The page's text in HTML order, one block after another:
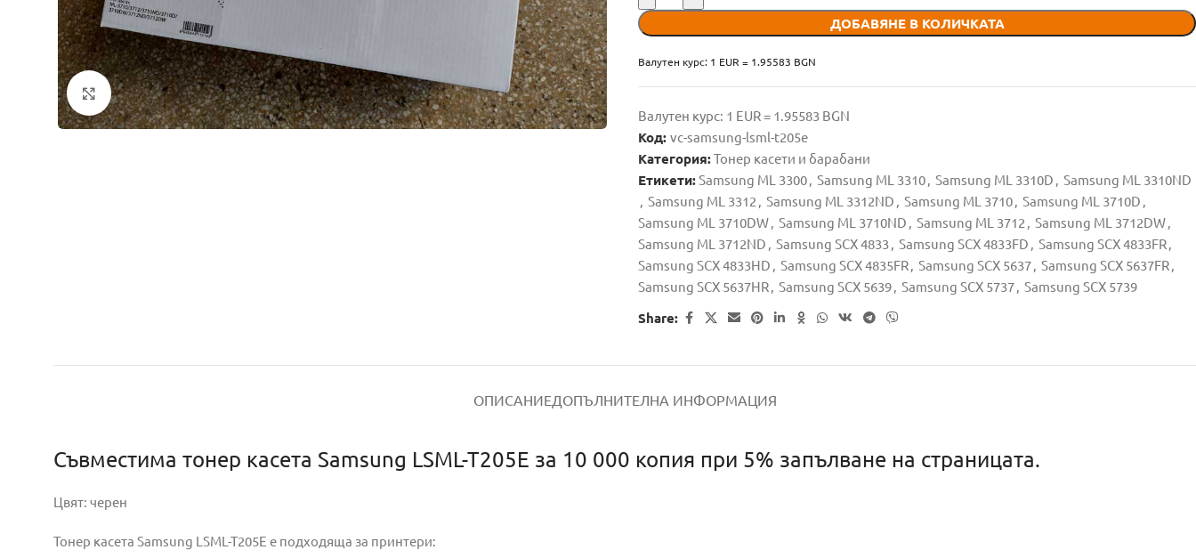
Кликнете за уголемяване
ДОБАВЯНЕ В КОЛИЧКАТА
Валутен курс: 1 EUR = 1.95583 BGN
Валутен курс: 1 EUR = 1.95583 BGN
Код: vc-samsung-lsml-t205e
Категория:Тонер касети и барабани
Етикети:Samsung ML 3300, Samsung ML 3310, Samsung ML 3310D , Samsung ML 3310ND
, Samsung ML 3312 , Samsung ML 3312ND , Samsung ML 3710, Samsung ML 3710D ,
Samsung ML 3710DW, Samsung ML 3710ND , Samsung ML 3712 , Samsung ML 3712DW,
Samsung ML 3712ND , Samsung SCX 4833, Samsung SCX 4833FD , Samsung SCX 4833FR,
Samsung SCX 4833HD , Samsung SCX 4835FR, Samsung SCX 5637, Samsung SCX 5637FR,
Samsung SCX 5637HR, Samsung SCX 5639, Samsung SCX 5737, Samsung SCX 5739
Share:
ОПИСАНИЕДОПЪЛНИТЕЛНА ИНФОРМАЦИЯ
Съвместима тонер касета Samsung LSML-T205E за 10 000 копия при 5% запълване на страницата.
Цвят: черен
Тонер касета Samsung LSML-T205E е подходяща за принтери: